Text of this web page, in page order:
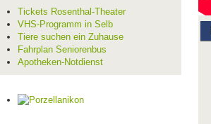
Tickets Rosenthal-Theater
VHS-Programm in Selb
Tiere suchen ein Zuhause
Fahrplan Seniorenbus
Apotheken-Notdienst